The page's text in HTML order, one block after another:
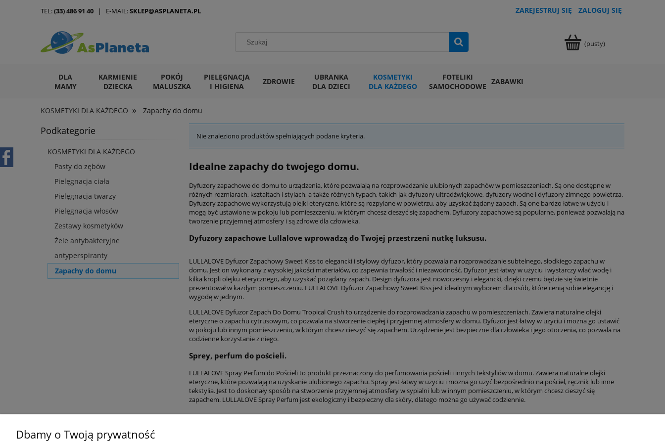
ZAREJESTRUJ SIĘ ZALOGUJ SIĘ
(pusty)
DLA
MAMY
KARMIENIE
DZIECKA
POKÓJ
MALUSZKA
PIELĘGNACJA
I HIGIENA
ZDROWIE
UBRANKA
DLA DZIECI
KOSMETYKI
DLA KAŻDEGO
FOTELIKI
SAMOCHODOWE ZABAWKI
ARTYKUŁY DLA ZWIERZĄT
KOSMETYKI DLA KAŻDEGO » Zapachy do domu
TEL:(33) 486 91 40 | E-MAIL:SKLEP@ASPLANETA.PL
Podkategorie
KOSMETYKI DLA KAŻDEGO
Pasty do zębów
Pielęgnacja ciała
Pielęgnacja twarzy
Pielęgnacja włosów
Zestawy kosmetyków
Żele antybakteryjne
antyperspiranty
Zapachy do domu
Nie znaleziono produktów spełniających podane kryteria.
Idealne zapachy do twojego domu.
Dyfuzory zapachowe do domu to urządzenia, które pozwalają na rozprowadzanie ulubionych zapachów w pomieszczeniach. Są one dostępne w
różnych rozmiarach, kształtach i stylach, a także różnych typach, takich jak dyfuzory ultradźwiękowe, dyfuzory wodne i dyfuzory zimnego powietrza.
Dyfuzory zapachowe wykorzystują olejki eteryczne, które są rozpylane w powietrzu, aby uzyskać żądany zapach. Są one bardzo łatwe w użyciu i
mogą być ustawione w pokoju lub pomieszczeniu, w którym chcesz cieszyć się zapachem. Dyfuzory zapachowe są popularne, ponieważ pozwalają na
tworzenie przyjemnej atmosfery i są zdrowe dla człowieka.
Dyfuzory zapachowe Lullalove wprowadzą do Twojej przestrzeni nutkę luksusu.
LULLALOVE Dyfuzor Zapachowy Sweet Kiss to elegancki i stylowy dyfuzor, który pozwala na rozprowadzanie subtelnego, słodkiego zapachu w
domu. Jest on wykonany z wysokiej jakości materiałów, co zapewnia trwałość i niezawodność. Dyfuzor jest łatwy w użyciu i wystarczy wlać wodę i
kilka kropli olejku eterycznego, aby uzyskać pożądany zapach. Design dyfuzora jest nowoczesny i elegancki, dzięki czemu będzie się świetnie
prezentował w każdym pomieszczeniu. LULLALOVE Dyfuzor Zapachowy Sweet Kiss jest idealnym wyborem dla osób, które cenią sobie elegancję i
wygodę w jednym.
LULLALOVE Dyfuzor Zapach Do Domu Tropical Crush to urządzenie do rozprowadzania zapachu w pomieszczeniach. Zawiera naturalne olejki
eteryczne o zapachu cytrusowym, co pozwala na stworzenie ciepłej i przyjemnej atmosfery w domu. Dyfuzor jest łatwy w użyciu i można go ustawić
w pokoju lub innym pomieszczeniu, w którym chcesz cieszyć się zapachem. Urządzenie jest bezpieczne dla człowieka i jego otoczenia, co pozwala na
codzienne korzystanie z niego.
Sprey, perfum do pościeli.
LULLALOVE Spray Perfum do Pościeli to produkt przeznaczony do perfumowania pościeli i innych tekstyliów w domu. Zawiera naturalne olejki
eteryczne, które pozwalają na uzyskanie ulubionego zapachu. Spray jest łatwy w użyciu i można go użyć bezpośrednio na pościel, ręcznik lub inne
tekstylia. Jest to doskonały sposób na stworzenie przyjemnej atmosfery w sypialni lub w innym pomieszczeniu, w którym chcesz cieszyć się
zapachem. LULLALOVE Spray Perfum jest ekologiczny i bezpieczny dla skóry, dlatego można go używać codziennie.
Dbamy o Twoją prywatność